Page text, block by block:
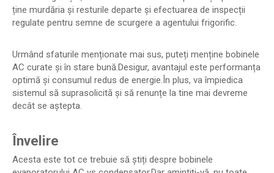
ține murdăria și resturile departe și efectuarea de inspecții
regulate pentru semne de scurgere a agentului frigorific.
Urmând sfaturile menționate mai sus, puteți menține bobinele
AC curate și în stare bună.Desigur, avantajul este performanța
optimă și consumul redus de energie.În plus, va împiedica
sistemul să suprasolicită și să renunțe la tine mai devreme
decât se aștepta.
Învelire
Acesta este tot ce trebuie să știți despre bobinele